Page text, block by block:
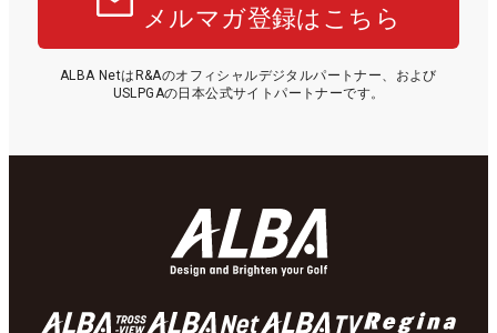
メルマガ登録はこちら
ALBA NetはR&Aのオフィシャルデジタルパートナー、および
USLPGAの日本公式サイトパートナーです。